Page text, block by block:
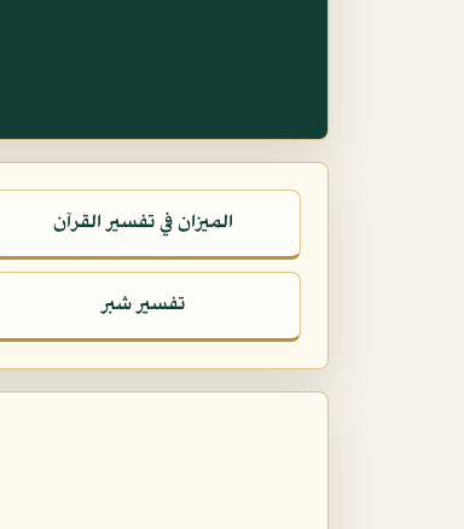
الميزان في تفسير القرآن
تفسير شبر